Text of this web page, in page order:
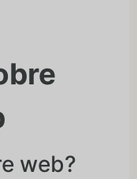
web?